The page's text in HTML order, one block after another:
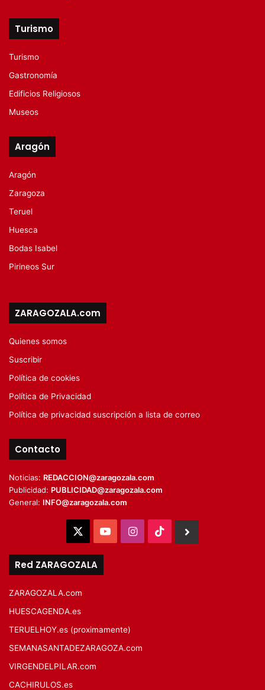
Turismo
Turismo
Gastronomía
Edificios Religiosos
Museos
Aragón
Aragón
Zaragoza
Teruel
Huesca
Bodas Isabel
Pirineos Sur
ZARAGOZALA.com
Quienes somos
Suscribir
Política de cookies
Política de Privacidad
Política de privacidad suscripción a lista de correo
Contacto
Noticias: REDACCION@zaragozala.com
Publicidad: PUBLICIDAD@zaragozala.com
General: INFO@zaragozala.com
YouTubeInstagram
TikTok
Red ZARAGOZALA
ZARAGOZALA.com
HUESCAGENDA.es
TERUELHOY.es (proximamente)
SEMANASANTADEZARAGOZA.com
VIRGENDELPILAR.com
CACHIRULOS.es